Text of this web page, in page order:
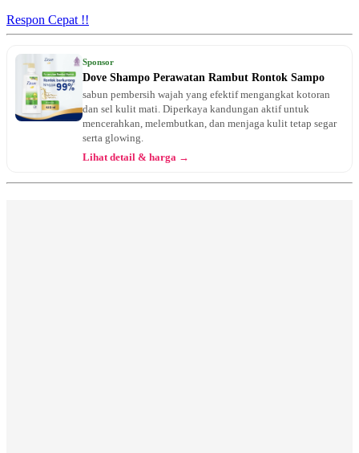
Respon Cepat !!
Sponsor
Dove Shampo Perawatan Rambut Rontok Sampo
sabun pembersih wajah yang efektif mengangkat kotoran
dan sel kulit mati. Diperkaya kandungan aktif untuk
mencerahkan, melembutkan, dan menjaga kulit tetap segar
serta glowing.
Lihat detail & harga →